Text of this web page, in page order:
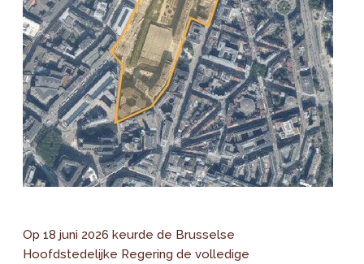
Op 18 juni 2026 keurde de Brusselse
Hoofdstedelijke Regering de volledige